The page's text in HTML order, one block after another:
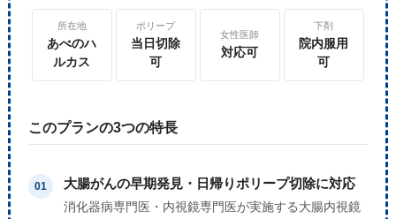
所在地
あべのハ
ルカス
ポリープ
当日切除
可
女性医師
対応可
下剤
院内服用
可
このプランの3つの特長
01 大腸がんの早期発見・日帰りポリープ切除に対応
消化器病専門医・内視鏡専門医が実施する大腸内視鏡